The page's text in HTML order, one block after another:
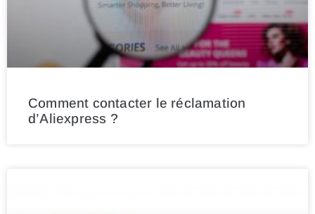
Comment contacter le réclamation
d’Aliexpress ?